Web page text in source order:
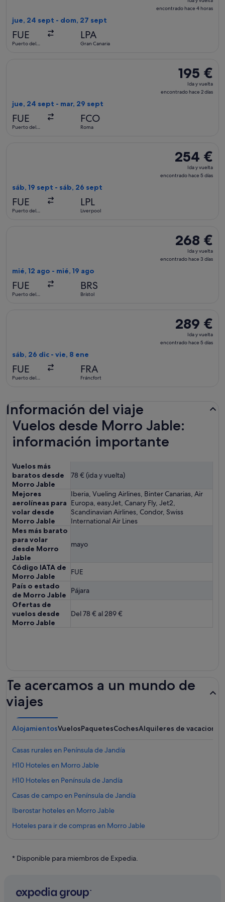
y
encontrado hace 4 horas
jue, 24 sept - dom, 27 sept
FUE
Puerto del
LPA
Gran Canaria
195 €
Ida
y
195 €
Ida y vuelta
encontrado hace 2 días
jue, 24 sept - mar, 29 sept
FUE
Puerto del
FCO
Roma
254 €
Ida
y
254 €
Ida y vuelta
encontrado hace 5 días
sáb, 19 sept - sáb, 26 sept
FUE
Puerto del
LPL
Liverpool
268 €
Ida
y
268 €
Ida y vuelta
encontrado hace 3 días
mié, 12 ago - mié, 19 ago
FUE
Puerto del
BRS
Brístol
289 €
Ida
y
289 €
Ida y vuelta
encontrado hace 5 días
sáb, 26 dic - vie, 8 ene
FUE
Puerto del
FRA
Fráncfort
Información del viaje
Vuelos desde Morro Jable:
información importante
Vuelos más
baratos desde
Morro Jable
78 € (ida y vuelta)
Mejores
aerolíneas para
volar desde
Morro Jable
Iberia, Vueling Airlines, Binter Canarias, Air
Europa, easyJet, Canary Fly, Jet2,
Scandinavian Airlines, Condor, Swiss
International Air Lines
Mes más barato
para volar
desde Morro
Jable
mayo
Código IATA de
Morro Jable
FUE
País o estado
de Morro Jable
Pájara
Ofertas de
vuelos desde
Morro Jable
Del 78 € al 289 €
Te acercamos a un mundo de
viajes
AlojamientosVuelosPaquetesCochesAlquileres de vacaciones
Casas rurales en Península de Jandía
H10 Hoteles en Morro Jable
H10 Hoteles en Península de Jandía
Casas de campo en Península de Jandía
Iberostar hoteles en Morro Jable
Hoteles para ir de compras en Morro Jable
Hoteles cerca de Playa de Matorral
Hoteles con piscina en Morro Jable
* Disponible para miembros de Expedia.